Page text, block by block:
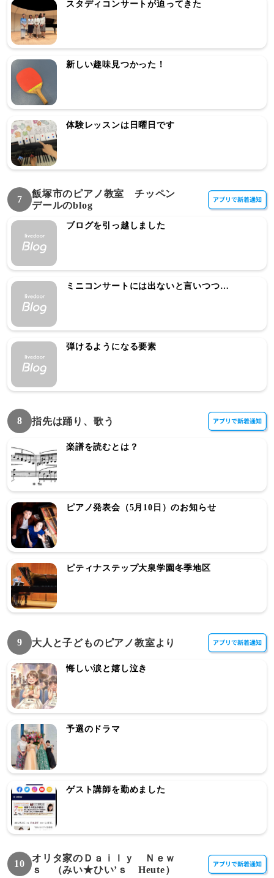
スタディコンサートが迫ってきた
新しい趣味見つかった！
体験レッスンは日曜日です
7
飯塚市のピアノ教室 チッペン
デールのblog
ブログを引っ越しました
ミニコンサートには出ないと言いつつ…
弾けるようになる要素
8 指先は踊り、歌う
楽譜を読むとは？
ピアノ発表会（5月10日）のお知らせ
ピティナステップ大泉学園冬季地区
9 大人と子どものピアノ教室より
悔しい涙と嬉し泣き
予選のドラマ
ゲスト講師を勤めました
10
オリタ家のＤａｉｌｙ Ｎｅｗ
ｓ （みい★ひい’ｓ Heute）